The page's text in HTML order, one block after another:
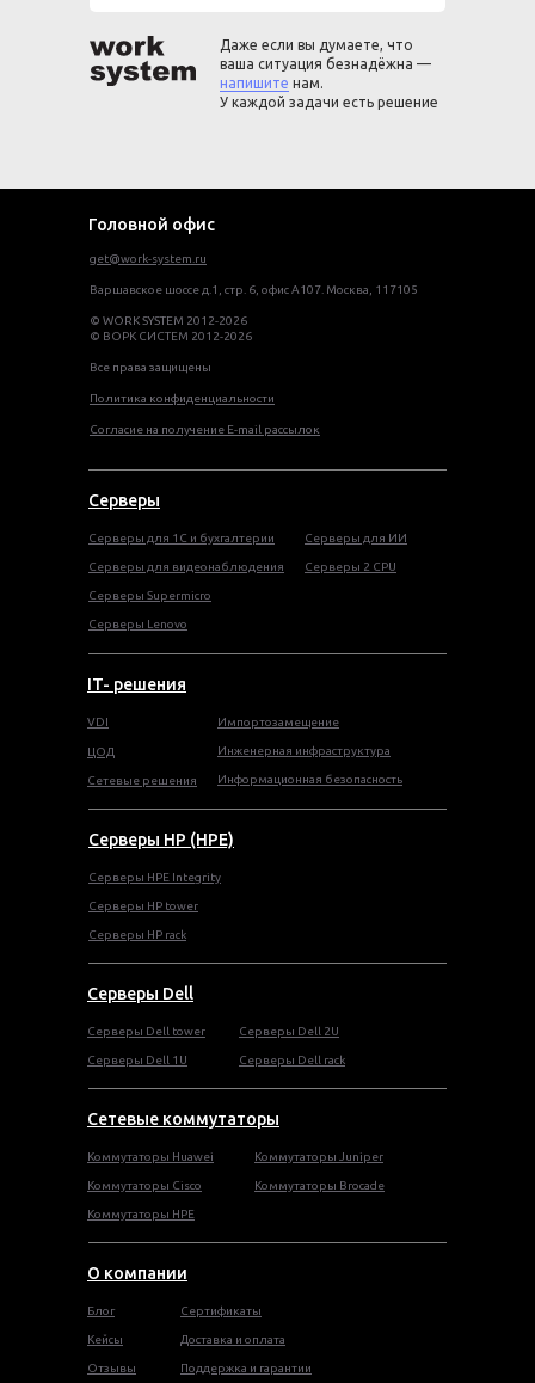
Даже если вы думаете, что
ваша ситуация безнадёжна —
напишите нам.
У каждой задачи есть решение
get@work-system.ru
Варшавское шоссе д.1, стр. 6, офис А107. Москва, 117105
© WORK SYSTEM 2012-2026
© ВОРК СИСТЕМ 2012-2026
Все права защищены
Политика конфиденциальности
Согласие на получение E-mail рассылок
Головной офис
Серверы
О компании
Серверы HP (HPE)
Серверы Dell
Сетевые коммутаторы
Серверы для 1С и бухгалтерии
Серверы для видеонаблюдения
Серверы Supermicro
Серверы HPE Integrity
Cерверы HP tower
Cерверы HP rack
Серверы Lenovo
Серверы для ИИ
Серверы 2 CPU
Cерверы Dell tower
Серверы Dell 1U
Серверы Dell 2U
Серверы Dell rack
VDI
ЦОД
Сетевые решения
Импортозамещение
Инженерная инфраструктура
Информационная безопасность
IT- решения
Блог
Кейсы
Отзывы
Сертификаты
Доставка и оплата
Поддержка и гарантии
Коммутаторы Huawei
Коммутаторы Cisco
Коммутаторы HPE
Коммутаторы Juniper
Коммутаторы Brocade